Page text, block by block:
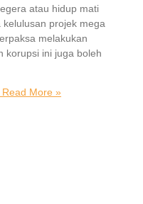
atau hidup mati
projek mega
melakukan
korupsi ini juga boleh
Read More »